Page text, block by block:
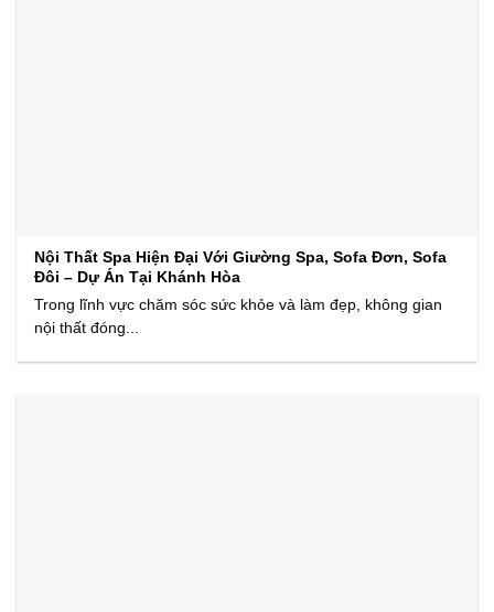
Nội Thất Spa Hiện Đại Với Giường Spa, Sofa Đơn, Sofa
Đôi – Dự Án Tại Khánh Hòa
Trong lĩnh vực chăm sóc sức khỏe và làm đẹp, không gian
nội thất đóng...